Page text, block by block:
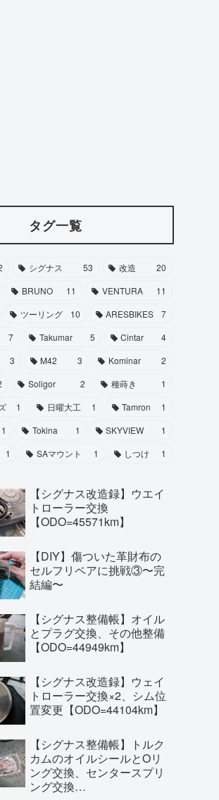
タグ一覧
シグナス 53 改造
20
BRUNO 11 VENTURA
11
ツーリング 10 ARESBIKES
7
7 Takumar 5 Cintar
4
3 M42 3 Kominar
2
Soligor 2 種蒔き
1
1 日曜大工 1 Tamron
1
1 Tokina 1 SKYVIEW
1
1 SAマウント 1 しつけ 1
【シグナス改造録】ウエイ
トローラー交換
【ODO=45571km】
【DIY】傷ついた革財布の
セルフリペアに挑戦③〜完
結編〜
【シグナス整備帳】オイル
とプラグ交換、その他整備
【ODO=44949km】
【シグナス改造録】ウェイ
トローラー交換×2、シム位
置変更【ODO=44104km】
【シグナス整備帳】トルク
カムのオイルシールとOリ
ング交換、センタースプリ
ング交換